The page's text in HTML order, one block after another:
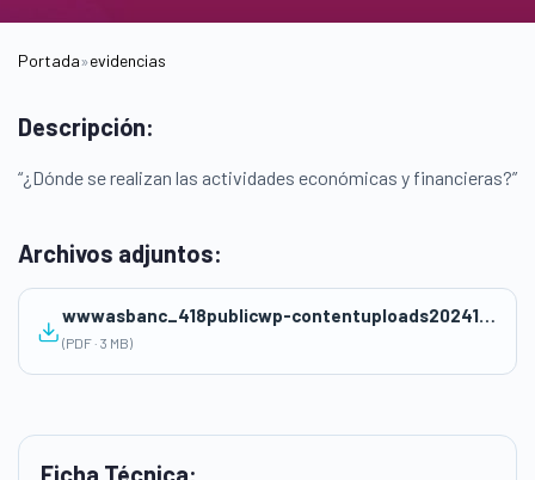
Portada»evidencias
Ficha Técnica:
Descripción:
“¿Dónde se realizan las actividades económicas y financieras?”
Archivos adjuntos:
wwwasbanc_418publicwp-contentuploads20241255_24710400.pdf
(PDF · 3 MB)